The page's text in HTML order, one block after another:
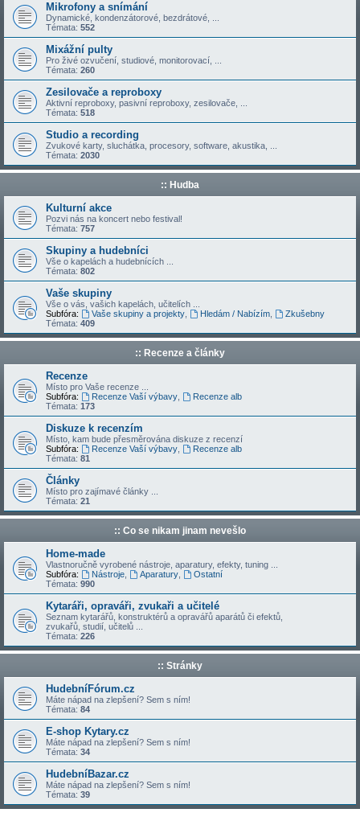
Mikrofony a snímání
Dynamické, kondenzátorové, bezdrátové, ...
Témata: 552
Mixážní pulty
Pro živé ozvučení, studiové, monitorovací, ...
Témata: 260
Zesilovače a reproboxy
Aktivní reproboxy, pasivní reproboxy, zesilovače, ...
Témata: 518
Studio a recording
Zvukové karty, sluchátka, procesory, software, akustika, ...
Témata: 2030
:: Hudba
Kulturní akce
Pozvi nás na koncert nebo festival!
Témata: 757
Skupiny a hudebníci
Vše o kapelách a hudebnících ...
Témata: 802
Vaše skupiny
Vše o vás, vašich kapelách, učitelích ...
Subfóra:
Vaše skupiny a projekty, Hledám / Nabízím,
Zkušebny
Témata: 409
:: Recenze a články
Recenze
Místo pro Vaše recenze ...
Subfóra:
Recenze Vaší výbavy,
Recenze alb
Témata: 173
Diskuze k recenzím
Místo, kam bude přesměrována diskuze z recenzí
Subfóra:
Recenze Vaší výbavy,
Recenze alb
Témata: 81
Články
Místo pro zajímavé články ...
Témata: 21
:: Co se nikam jinam nevešlo
Home-made
Vlastnoručně vyrobené nástroje, aparatury, efekty, tuning ...
Subfóra:
Nástroje, Aparatury,
Ostatní
Témata: 990
Kytaráři, opraváři, zvukaři a učitelé
Seznam kytarářů, konstruktérů a opravářů aparátů či efektů,
zvukařů, studií, učitelů ...
Témata: 226
:: Stránky
HudebníFórum.cz
Máte nápad na zlepšení? Sem s ním!
Témata: 84
E-shop Kytary.cz
Máte nápad na zlepšení? Sem s ním!
Témata: 34
HudebníBazar.cz
Máte nápad na zlepšení? Sem s ním!
Témata: 39